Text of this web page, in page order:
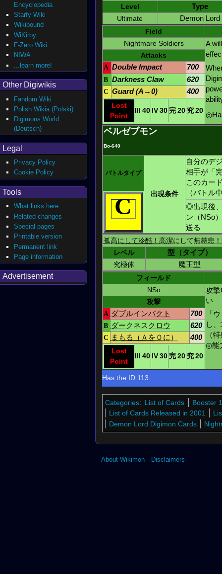
Level
Type
Ultimate
Demon Lord
Field
Nightmare Soldiers
A
Attacks
A Double Impact
700
B Darkness Claw
620
C Guard (A→0)
400
Lost
Point
III 40 IV 30 完 20 究 20
ベルゼブモン
Bo-640
バトルタイプ
出現条件
自分のデ
相手が「
このカー
（バトル
◎出現後
ン（NSo
送る
C
孤高にして冷酷！高潔にして無慈悲
レベル
型（タイプ）
究極体
魔王型
フィールド
NSo
攻
い
「
し
（
◎能
攻撃
A ダブルインパクト
700
B ダークネスクロウ
620
C まもる（Ａを０に）
400
Lost
Point
III 40 IV 30 完 20 究 20
Has the ID 113.
Categories: List of Cards
Booster
List of Cards Released in 2001
Demon Lord Digimon Cards
Encyclopedia
Starfy Wiki
Wikibound
WiKirby
F-Zero Wiki
NIWA
...learn more!
Other Digiwikis
Fandom Wiki
Polish Wikia (Polski)
Digimons World
(Deutsch)
Legal
Privacy Policy
Cookie Policy
Tools
What links here
Related changes
Special pages
Printable version
Permanent link
Page information
Advertisement
About Wikimon Disclaimers